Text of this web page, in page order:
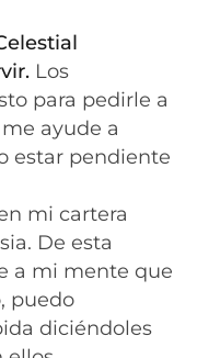
Los
para pedirle a
ayude a
estar pendiente
mi cartera
De esta
a mi mente que
puedo
diciéndoles